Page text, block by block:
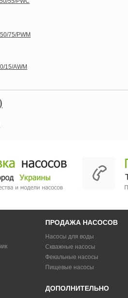
75/PWM
15/AWM
ПРОДАЖА НАСОСОВ
Насосы для воды
Скважные насосы
Фекальные насосы
Пищевые насосы
ДОПОЛНИТЕЛЬНО